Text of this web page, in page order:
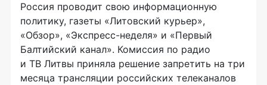
Россия проводит свою информационную
политику, газеты «Литовский курьер»,
«Обзор», «Экспресс-неделя» и «Первый
Балтийский канал». Комиссия по радио
и ТВ Литвы приняла решение запретить на три
месяца трансляции российских телеканалов